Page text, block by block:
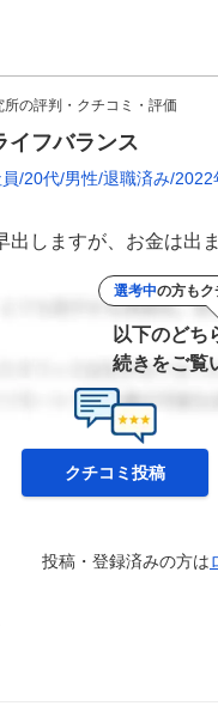
の評判・クチコミ・評価
イフバランス
20代 男性 退職済み 2022
出しますが、お金は出
選考中の方もク
以下のどち
続きをご覧
クチコミ投稿
投稿・登録済みの方は